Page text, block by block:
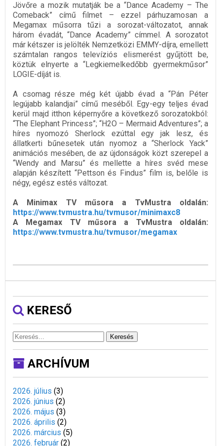
Jövőre a mozik mutatják be a “Dance Academy – The
Comeback” című filmet – ezzel párhuzamosan a
Megamax műsorra tűzi a sorozat-változatot, annak
három évadát, “Dance Academy” címmel. A sorozatot
már kétszer is jelölték Nemzetközi EMMY-díjra, emellett
számtalan rangos televíziós elismerést gyűjtött be,
köztük elnyerte a “Legkiemelkedőbb gyermekműsor”
LOGIE-díját is.
A csomag része még két újabb évad a “Pán Péter
legújabb kalandjai” című meséből. Egy-egy teljes évad
kerül majd itthon képernyőre a következő sorozatokból:
“The Elephant Princess”; “H2O – Mermaid Adventures”; a
híres nyomozó Sherlock ezúttal egy jak lesz, és
állatkerti bűnesetek után nyomoz a “Sherlock Yack”
animációs mesében, de az újdonságok közt szerepel a
“Wendy and Marsu” és mellette a híres svéd mese
alapján készített “Pettson és Findus” film is, belőle is
négy, egész estés változat.
A Minimax TV műsora a TvMustra oldalán:
https://www.tvmustra.hu/tvmusor/minimaxc8
A Megamax TV műsora a TvMustra oldalán:
https://www.tvmustra.hu/tvmusor/megamax
KERESŐ
Keresés
ARCHÍVUM
2026. július (3)
2026. június (2)
2026. május (3)
2026. április (2)
2026. március (5)
2026. február (2)